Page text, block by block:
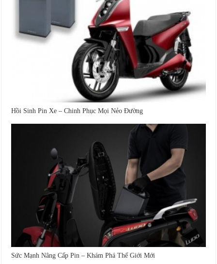
Hồi Sinh Pin Xe – Chinh Phục Mọi Nẻo Đường
Sức Mạnh Nâng Cấp Pin – Khám Phá Thế Giới Mới